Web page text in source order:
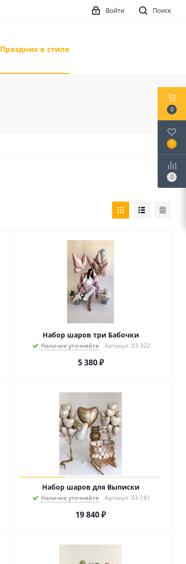
Поиск
Войти
Праздник в стиле
Набор шаров три Бабочки
Наличие уточняйте Артикул: 03-322
5 380₽
Набор шаров для Выписки
Наличие уточняйте Артикул: 03-181
19 840₽
0
0
0